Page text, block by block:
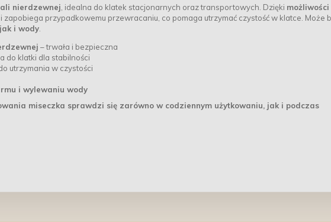
nierdzewnej, idealna do klatek stacjonarnych oraz transportowych. Dzięki możliwości
zapobiega przypadkowemu przewracaniu, co pomaga utrzymać czystość w klatce. Może
i wody.
– trwała i bezpieczna
do klatki dla stabilności
utrzymania w czystości
i wylewaniu wody
miseczka sprawdzi się zarówno w codziennym użytkowaniu, jak i podczas